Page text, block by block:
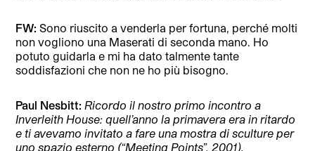
FW: Sono riuscito a venderla per fortuna, perché molti
non vogliono una Maserati di seconda mano. Ho
potuto guidarla e mi ha dato talmente tante
soddisfazioni che non ne ho più bisogno.
Paul Nesbitt: Ricordo il nostro primo incontro a
Inverleith House: quell’anno la primavera era in ritardo
e ti avevamo invitato a fare una mostra di sculture per
uno spazio esterno (“Meeting Points”, 2001).